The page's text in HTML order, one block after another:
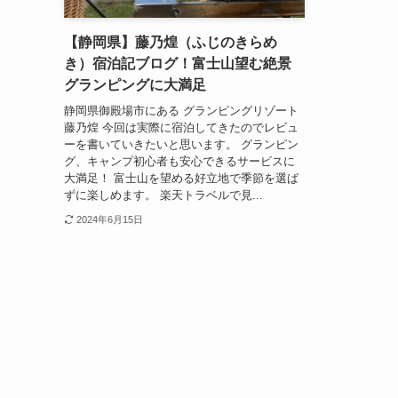
【静岡県】藤乃煌（ふじのきらめ
き）宿泊記ブログ！富士山望む絶景
グランピングに大満足
静岡県御殿場市にある グランピングリゾート
藤乃煌 今回は実際に宿泊してきたのでレビュ
ーを書いていきたいと思います。 グランピン
グ、キャンプ初心者も安心できるサービスに
大満足！ 富士山を望める好立地で季節を選ば
ずに楽しめます。 楽天トラベルで見...
2024年6月15日